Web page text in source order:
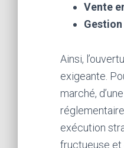
Vente
Ainsi,
exigeante.
marché,
exécution
fructueuse et